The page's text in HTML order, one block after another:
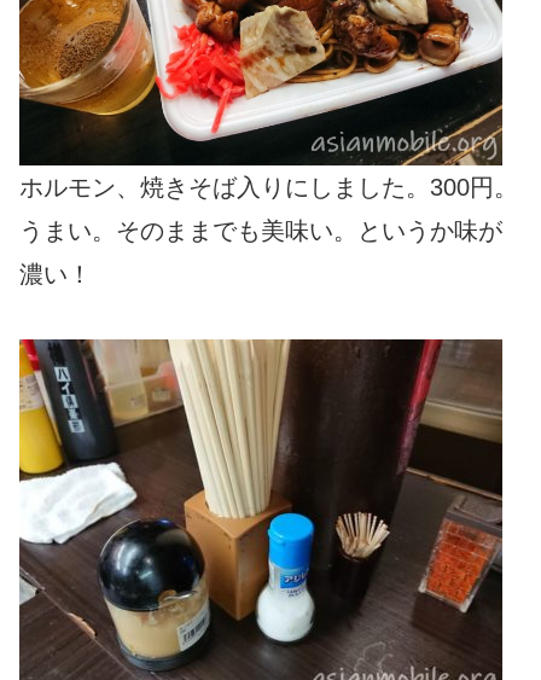
ホルモン、焼きそば入りにしました。300円。
うまい。そのままでも美味い。というか味が
濃い！